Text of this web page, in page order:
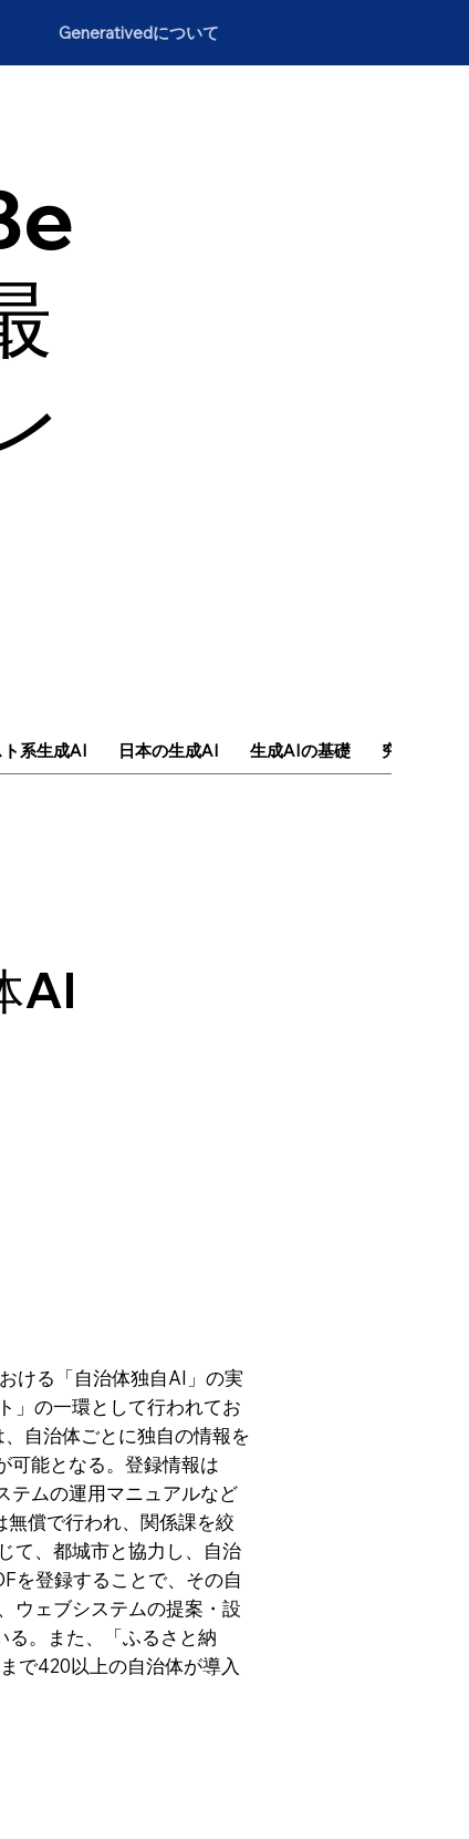
Generativedについて
AI
ける「自治体独自AI」の実
」の一環として行われてお
自治体ごとに独自の情報を
可能となる。登録情報は
テムの運用マニュアルなど
償で行われ、関係課を絞
て、都城市と協力し、自治
を登録することで、その自
ウェブシステムの提案・設
る。また、「ふるさと納
で420以上の自治体が導入
ト系生成AI 日本の生成AI 生成AIの基礎 究極のAI